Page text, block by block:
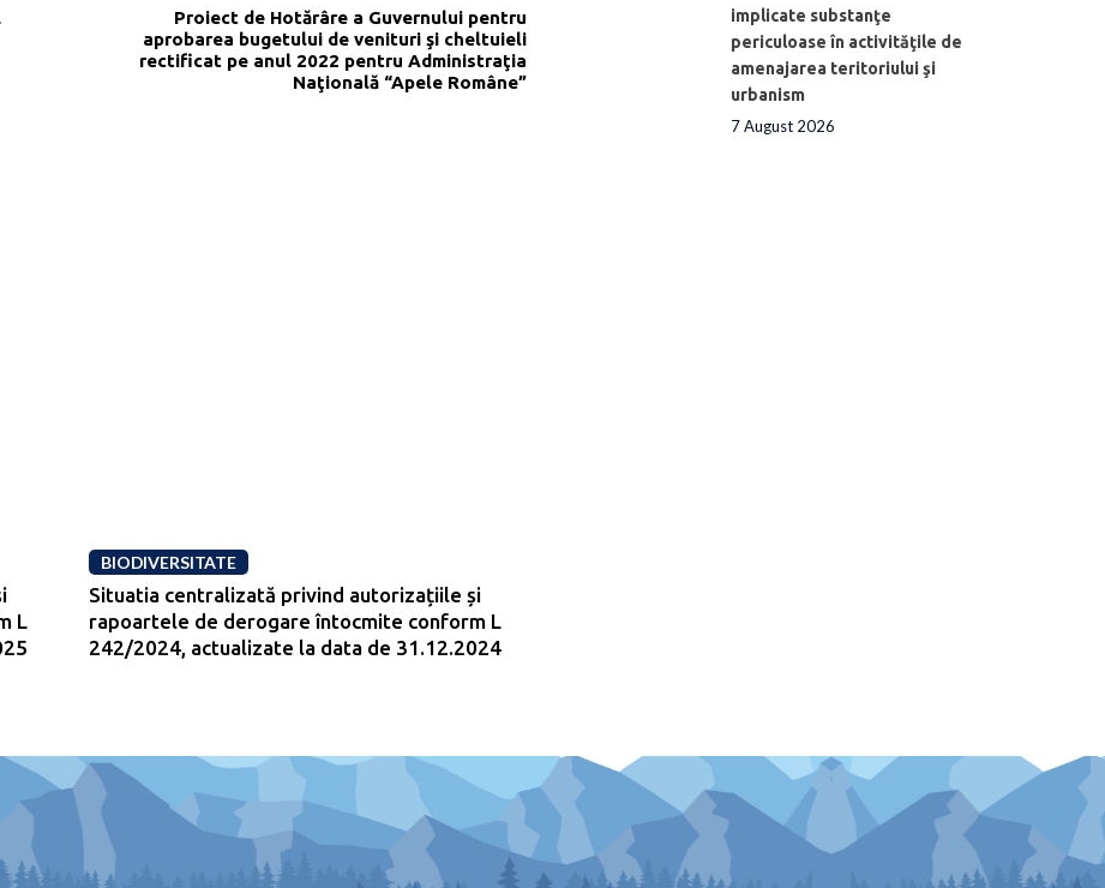
Proiect de Hotărâre a Guvernului pentru
aprobarea bugetului de venituri şi cheltuieli
rectificat pe anul 2022 pentru Administraţia
Naţională “Apele Române”
L
BIODIVERSITATE
Situatia centralizată privind autorizațiile și
rapoartele de derogare întocmite conform L
242/2024, actualizate la data de 31.12.2024
implicate substanţe
periculoase în activităţile de
amenajarea teritoriului şi
urbanism
7 August 2026